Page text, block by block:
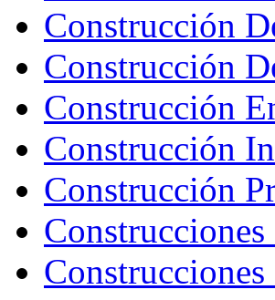
Construcción
Construcción
Construcción
Construcción
Construcción